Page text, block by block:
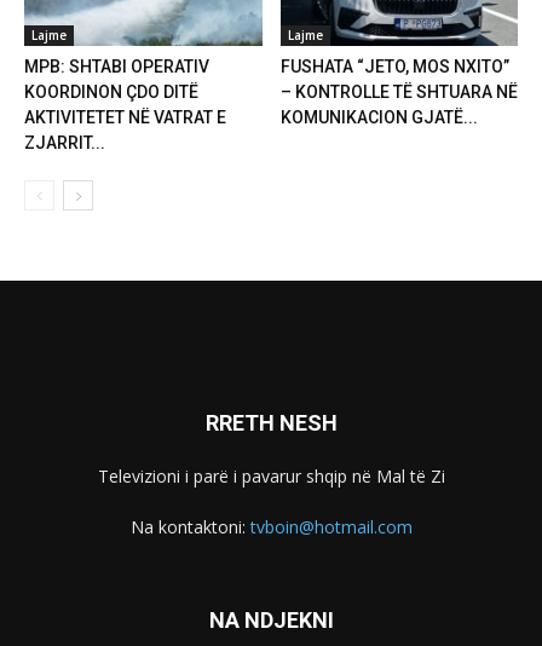
Lajme
MPB: SHTABI OPERATIV
KOORDINON ÇDO DITË
AKTIVITETET NË VATRAT E
ZJARRIT...
Lajme
FUSHATA “JETO, MOS NXITO”
– KONTROLLE TË SHTUARA NË
KOMUNIKACION GJATË...
RRETH NESH
Televizioni i parë i pavarur shqip në Mal të Zi
Na kontaktoni:tvboin@hotmail.com
NA NDJEKNI